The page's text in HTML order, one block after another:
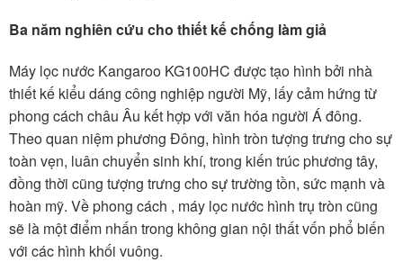
Ba năm nghiên cứu cho thiết kế chống làm giả
Máy lọc nước Kangaroo KG100HC được tạo hình bởi nhà
thiết kế kiểu dáng công nghiệp người Mỹ, lấy cảm hứng từ
phong cách châu Âu kết hợp với văn hóa người Á đông.
Theo quan niệm phương Đông, hình tròn tượng trưng cho sự
toàn vẹn, luân chuyển sinh khí, trong kiến trúc phương tây,
đồng thời cũng tượng trưng cho sự trường tồn, sức mạnh và
hoàn mỹ. Về phong cách , máy lọc nước hình trụ tròn cũng
sẽ là một điểm nhấn trong không gian nội thất vốn phổ biến
với các hình khối vuông.